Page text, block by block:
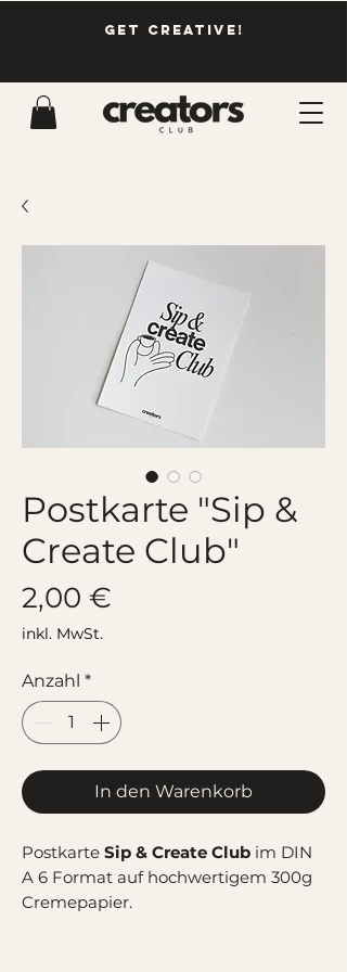
GET CREATIVE!
Postkarte "Sip &
Create Club"
2,00 €
inkl. MwSt.
Anzahl *
In den Warenkorb
Postkarte Sip & Create Club im DIN
A 6 Format auf hochwertigem 300g
Cremepapier.